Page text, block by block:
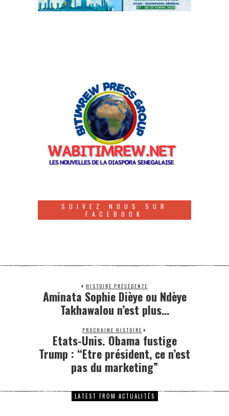
SUIVEZ NOUS SUR
FACEBOOK
HISTOIRE PRÉCÉDENTE
Aminata Sophie Dièye ou Ndèye
Takhawalou n’est plus…
PROCHAINE HISTOIRE
Etats-Unis. Obama fustige
Trump : “Etre président, ce n’est
pas du marketing”
LATEST FROM ACTUALITÉS